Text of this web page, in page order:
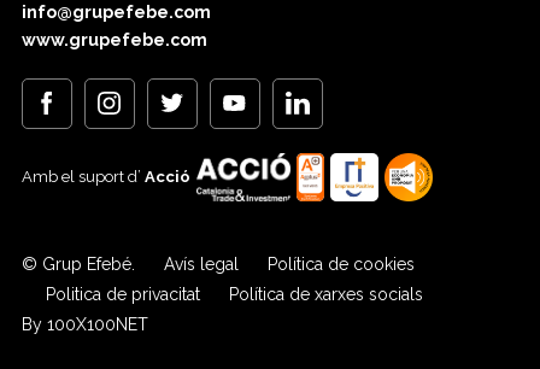
info@grupefebe.com
www.grupefebe.com
Amb el suport d’ Acció
© Grup Efebé. Avís legal
Política de cookies
Politica de privacitat
Política de xarxes socials
By 100X100NET